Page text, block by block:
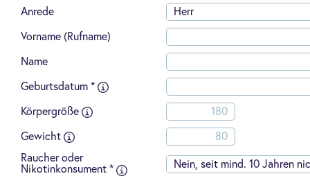
Apotheke,
Anwalts-,
-
einer
Leben
ohne
Anrede Herr
Vorname (Rufname)
Name
Geburtsdatum *
Körpergröße
Gewicht
Raucher oder
Nikotinkonsument *
Nein, seit mind. 10 Jahren